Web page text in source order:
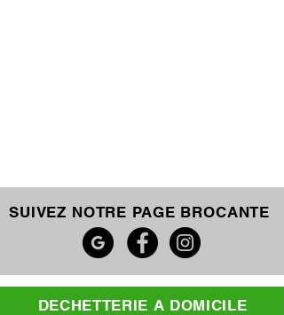
SUIVEZ NOTRE PAGE BROCANTE
DECHETTERIE A DOMICILE